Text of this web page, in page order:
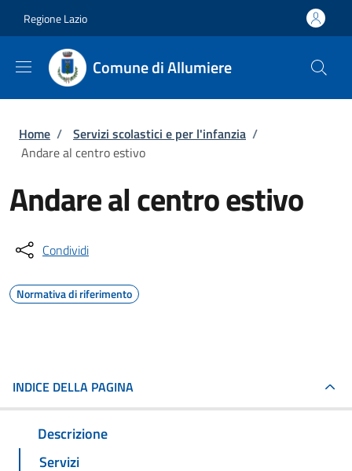
Regione Lazio
Comune di Allumiere
Briciole di pane
Home / Servizi scolastici e per l'infanzia /
Andare al centro estivo
Andare al centro estivo
Condividi
Normativa di riferimento
INDICE DELLA PAGINA
Descrizione
Servizi